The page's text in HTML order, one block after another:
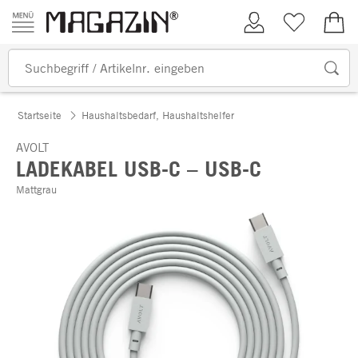
Zum Inhalt springen
Kundenkonto
Merkliste
Startseite Haushaltsbedarf, Haushaltshelfer
AVOLT
LADEKABEL USB-C – USB-C
Mattgrau